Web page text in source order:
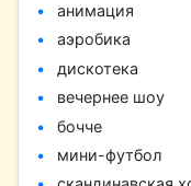
анимация
аэробика
дискотека
вечернее шоу
бочче
мини-футбол